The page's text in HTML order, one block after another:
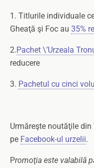
1. Titlurile individuale
Gheaţă şi Foc au 35%
2.Pachet \’Urzeala
reducere
3. Pachetul cu cinci
Urmăreşte noutăţile din
pe Facebook-ul urzelii.
Promoţia este valabilă